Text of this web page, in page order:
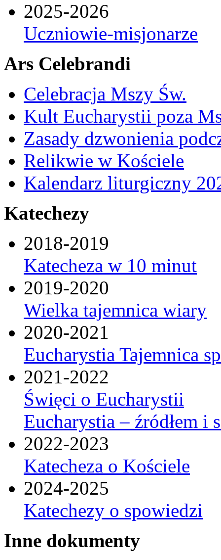
2025-2026
Uczniowie-misjonarze
Ars Celebrandi
Celebracja Mszy Św.
Kult Eucharystii poza
Zasady dzwonienia
Relikwie w Kościele
Kalendarz liturgiczny
Katechezy
2018-2019
Katecheza w 10 minut
2019-2020
Wielka tajemnica wiary
2020-2021
Eucharystia Tajemnica
2021-2022
Święci o Eucharystii
Eucharystia – źródłem i
2022-2023
Katecheza o Kościele
2024-2025
Katechezy o spowiedzi
Inne dokumenty